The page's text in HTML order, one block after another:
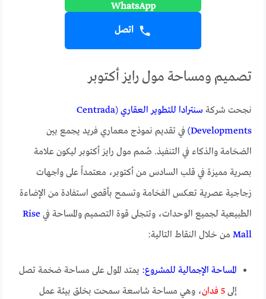
اتصل
تصميم ومساحة مول رايز أكتوبر
نجحت شركة
سنترادا للتطوير العقاري (Centrada
Developments) في تقديم نموذج معماري فريد يجمع بين
الضخامة والذكاء في التنفيذ. صُمم مول رايز أكتوبر ليكون علامة
بصرية مميزة في قلب السادس من أكتوبر، معتمداً على واجهات
زجاجية عصرية تعكس الفخامة وتسمح بأقصى استفادة من الإضاءة
الطبيعية لجميع الوحدات، وتتجلى قوة التصميم والمساحة فيRise
Mall من خلال النقاط التالية:
المساحة الإجمالية للمشروع: يمتد المول على مساحة ضخمة تصل
إلى5 فدان ، وهي مساحة شاسعة سمحت بخلق بيئة عمل